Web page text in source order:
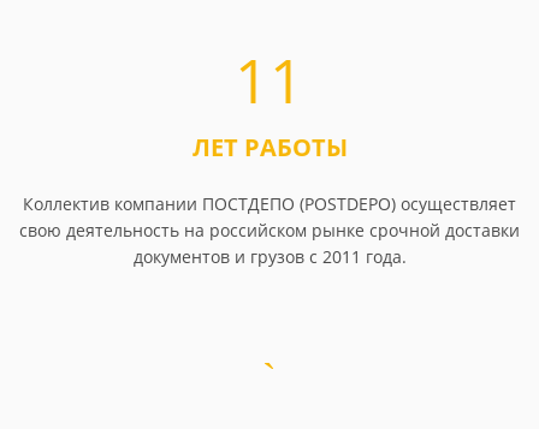
11
ЛЕТ РАБОТЫ
Коллектив компании ПОСТДЕПО (POSTDEPO) осуществляет
свою деятельность на российском рынке срочной доставки
документов и грузов с 2011 года.